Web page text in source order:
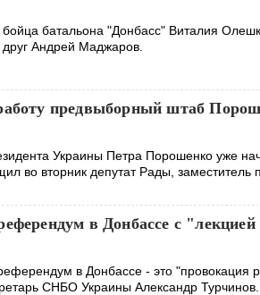
бойца батальона "Донбасс" Виталия
Андрей Маджаров.
предвыборный штаб
Украины Петра Порошенко уже
во вторник депутат Рады, заместитель
в Донбассе с
в Донбассе - это "провокация
СНБО Украины Александр Турчинов.